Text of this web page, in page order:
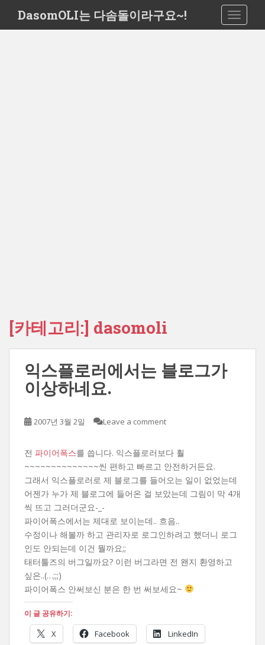
i
DasomOLI는 다솜돌이라구요~!
[카테고리:] dasomoli
익스플로러에서는 블로그가
이상하네요.
2007년 3월 2일 Leave a comment
전 파이어폭스를 씁니다. 익스플로러보다 훨
~~~~~~~~~~~~~~씬 편하고 빠르고 안전하거든요.
그래서 익스플로러로 제 블로그를 들어오는 일이 없었는데
어젠가 누가 제 블로그에 들어온 걸 보았는데 그림이 막 4개
씩 뜨고 그러더군요-_-
파이어폭스에서는 제대로 보이는데.. 흐음..
수정이나 해볼까 하고 관리자로 로그인하려고 했더니 로그
인도 안되는데 이건 뭘까요;;
태터툴즈의 버그일까요? 이런 버그라면 전 왠지 환영하고
싶은..(…;;;)
파이어폭스 안써보신 분은 한 번 써보세요~
이 글 공유하기:
X Facebook LinkedIn